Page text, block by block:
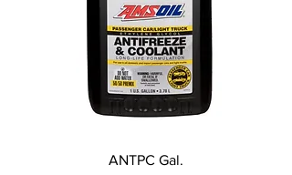
ANTPC Gal.